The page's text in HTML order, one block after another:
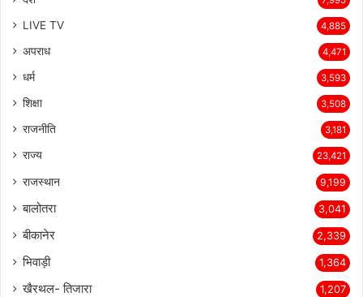
LIVE TV 4,885
अपराध 4,471
धर्म 3,593
शिक्षा 3,508
राजनीति 3,181
राज्य 23,421
राजस्थान 9,199
बालोतरा 3,041
बीकानेर 2,339
भिवाड़ी 1,364
खैरथल- तिजारा 1,207